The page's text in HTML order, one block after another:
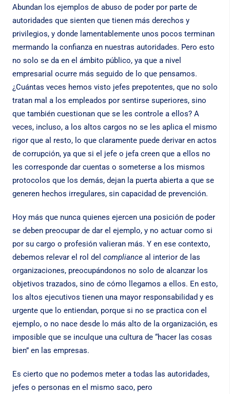
Abundan los ejemplos de abuso de poder por parte de
autoridades que sienten que tienen más derechos y
privilegios, y donde lamentablemente unos pocos terminan
mermando la confianza en nuestras autoridades. Pero esto
no solo se da en el ámbito público, ya que a nivel
empresarial ocurre más seguido de lo que pensamos.
¿Cuántas veces hemos visto jefes prepotentes, que no solo
tratan mal a los empleados por sentirse superiores, sino
que también cuestionan que se les controle a ellos? A
veces, incluso, a los altos cargos no se les aplica el mismo
rigor que al resto, lo que claramente puede derivar en actos
de corrupción, ya que si el jefe o jefa creen que a ellos no
les corresponde dar cuentas o someterse a los mismos
protocolos que los demás, dejan la puerta abierta a que se
generen hechos irregulares, sin capacidad de prevención.
Hoy más que nunca quienes ejercen una posición de poder
se deben preocupar de dar el ejemplo, y no actuar como si
por su cargo o profesión valieran más. Y en ese contexto,
debemos relevar el rol del complianceal interior de las
organizaciones, preocupándonos no solo de alcanzar los
objetivos trazados, sino de cómo llegamos a ellos. En esto,
los altos ejecutivos tienen una mayor responsabilidad y es
urgente que lo entiendan, porque si no se practica con el
ejemplo, o no nace desde lo más alto de la organización, es
imposible que se inculque una cultura de “hacer las cosas
bien” en las empresas.
Es cierto que no podemos meter a todas las autoridades,
jefes o personas en el mismo saco, pero